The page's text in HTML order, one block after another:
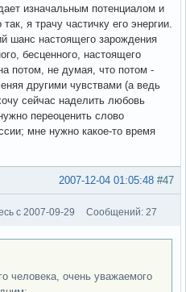
изначальным потенциалом и
я трачу частичку его энергии.
шанс настоящего зарождения
бесценного, настоящего
потом, не думая, что потом -
другими чувствами (а ведь
сейчас наделить любовь
переоценить слово
мне нужно какое-то время
#47
2007-12-04 01:05:48
с 2007-09-29 Сообщений: 27
человека, очень уважаемого